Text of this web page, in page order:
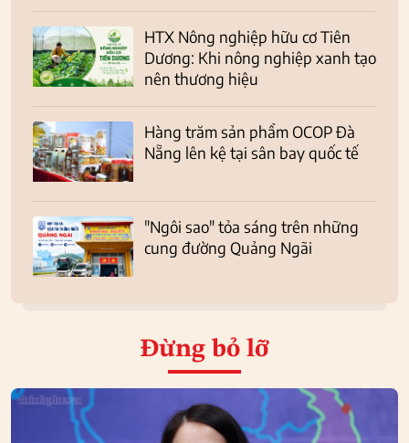
HTX Nông nghiệp hữu cơ Tiên
Dương: Khi nông nghiệp xanh tạo
nên thương hiệu
Hàng trăm sản phẩm OCOP Đà
Nẵng lên kệ tại sân bay quốc tế
"Ngôi sao" tỏa sáng trên những
cung đường Quảng Ngãi
Đừng bỏ lỡ